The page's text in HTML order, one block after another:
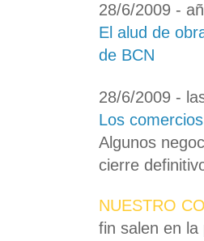
28/6/2009 -
El alud de
de BCN
28/6/2009 -
Los
Algunos
cierre
NUESTRO
fin salen en